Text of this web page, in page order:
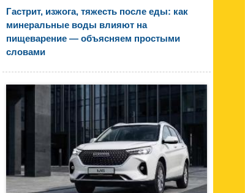
Гастрит, изжога, тяжесть после еды: как
минеральные воды влияют на
пищеварение — объясняем простыми
словами